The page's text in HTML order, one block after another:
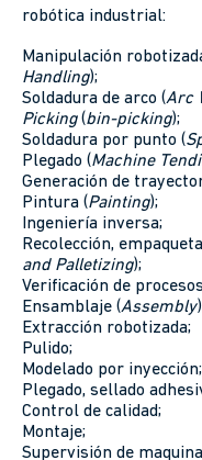
robótica industrial:
Manipulación
Handling);
Soldadura de arco (Arc
Picking(bin-picking);
Soldadura por punto (
Plegado (Machine
Generación de
Pintura (Painting);
Ingeniería inversa;
Recolección,
and Palletizing);
Verificación de
Ensamblaje (Assembly
Extracción robotizada;
Pulido;
Modelado por inyección;
Plegado, sellado
Control de calidad;
Montaje;
Supervisión de